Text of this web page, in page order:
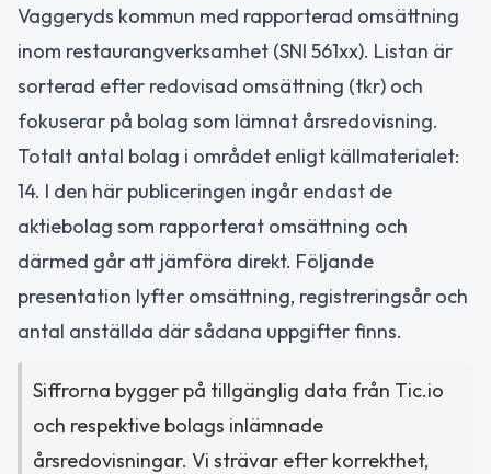
Vaggeryds kommun med rapporterad omsättning
inom restaurangverksamhet (SNI 561xx). Listan är
sorterad efter redovisad omsättning (tkr) och
fokuserar på bolag som lämnat årsredovisning.
Totalt antal bolag i området enligt källmaterialet:
14. I den här publiceringen ingår endast de
aktiebolag som rapporterat omsättning och
därmed går att jämföra direkt. Följande
presentation lyfter omsättning, registreringsår och
antal anställda där sådana uppgifter finns.
Siffrorna bygger på tillgänglig data från Tic.io
och respektive bolags inlämnade
årsredovisningar. Vi strävar efter korrekthet,